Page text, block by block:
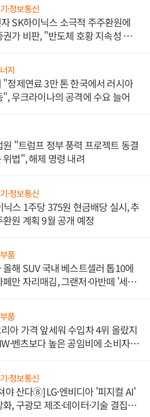
·정보통신
SK하이닉스 소극적 주주환원에
권가 비판, "반도체 호황 지속성 의
지
"정제연료 3만 톤 한국에서 러시아
", 우크라이나의 공격에 수요 늘어
원 "트럼프 정부 풍력 프로젝트 동결
위법", 해제 명령 내려
·정보통신
닉스 1주당 375원 현금배당 실시, 추
환원 계획 9월 공개 예정
품
올해 SUV 국내 베스트셀러 톱10에
페만 자리매김, 그랜저·아반떼 '세단
품
아 가격 앞세워 수입차 4위 올랐지
벤츠보다 높은 공임비에 소비자
·정보통신
야 산다⑧] LG·엔비디아 '피지컬 AI'
, 구광모 제조·데이터·기술 결집